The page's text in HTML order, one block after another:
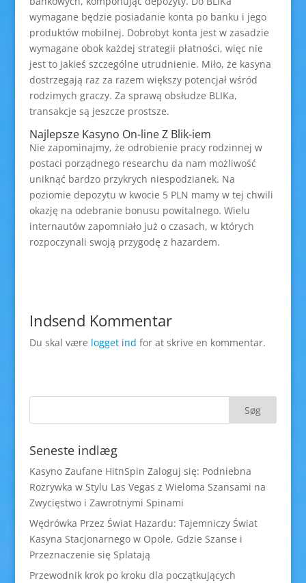
wymagane będzie posiadanie konta po banku i jego
produktów mobilnej. Dobrobyt konta jest w zasadzie
wymagane obok każdej strategii płatności, więc nie
jest to jakieś szczególne utrudnienie. Miło, że kasyna
dostrzegają raz za razem większy potencjał wśród
rodzimych graczy. Za sprawą obsłudze BLIKa,
transakcje są jeszcze prostsze.
Najlepsze Kasyno On-line Z Blik-iem
Nie zapominajmy, że odrobienie pracy rodzinnej w
postaci porządnego researchu da nam możliwość
uniknąć bardzo przykrych niespodzianek. Na
poziomie depozytu w kwocie 5 PLN mamy w tej chwili
okazję na odebranie bonusu powitalnego. Wielu
internautów zapomniało już o czasach, w których
rozpoczynali swoją przygodę z hazardem.
Indsend Kommentar
Du skal være logget ind for at skrive en kommentar.
Seneste indlæg
Kasyno Zaufane HitnSpin Zaloguj się: Podniebna
Rozrywka w Stylu Las Vegas z Wieloma Szansami na
Zwycięstwo i Zawrotnymi Spinami
Wędrówka Przez Świat Hazardu: Tajemniczy Świat
Kasyna Stacjonarnego w Opole, Gdzie Szanse i
Przeznaczenie się Splatają
Przewodnik krok po kroku dla początkujących